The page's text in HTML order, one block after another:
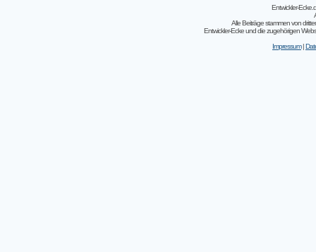
Entwickler-
Alle Beiträge stammen von
Entwickler-Ecke und die zugehörigen
Impressum|